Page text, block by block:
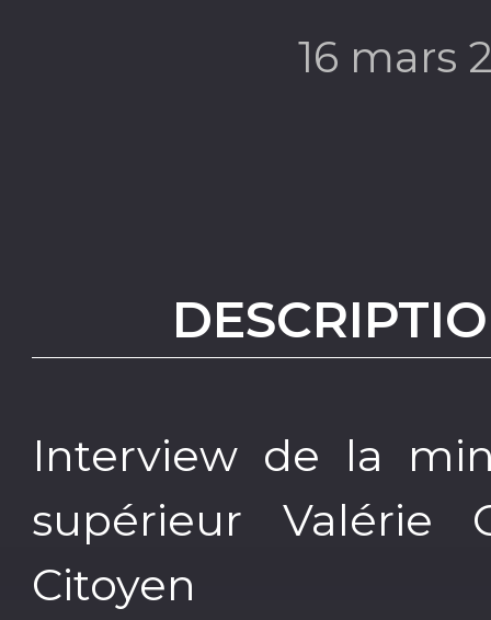
16 mars
Interview de la
supérieur
Citoyen